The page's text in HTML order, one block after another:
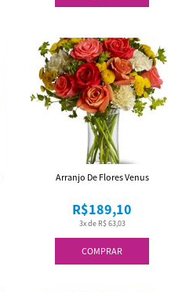
COMPRAR
3x de R$ 63,03
R$189,10
Arranjo De Flores Venus